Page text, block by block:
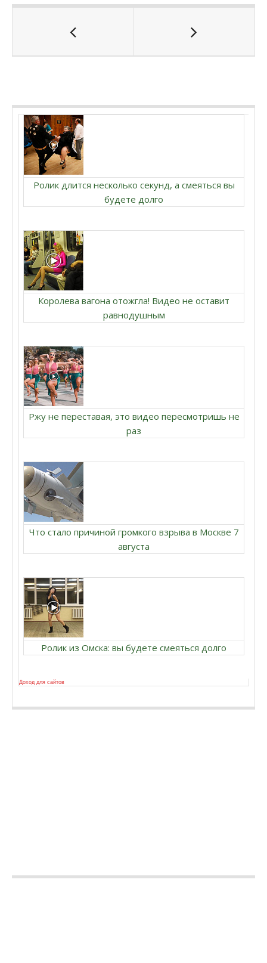
Ролик длится несколько секунд, а смеяться вы
будете долго
Королева вагона отожгла! Видео не оставит
равнодушным
Ржу не переставая, это видео пересмотришь не
раз
Что стало причиной громкого взрыва в Москве 7
августа
Ролик из Омска: вы будете смеяться долго
Доход для сайтов